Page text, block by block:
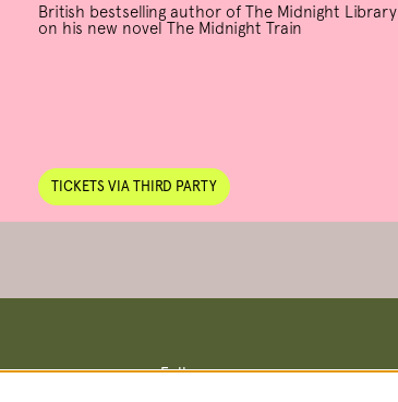
British bestselling author of The Midnight Library
on his new novel The Midnight Train
TICKETS VIA THIRD PARTY
Follow us